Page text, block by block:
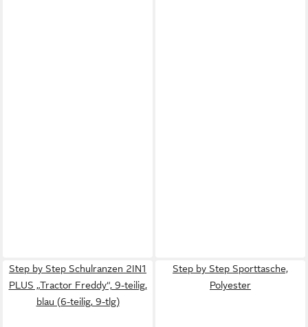
Step by Step Schulranzen 2IN1
PLUS „Tractor Freddy“, 9-teilig,
blau (6-teilig, 9-tlg)
Step by Step Sporttasche,
Polyester